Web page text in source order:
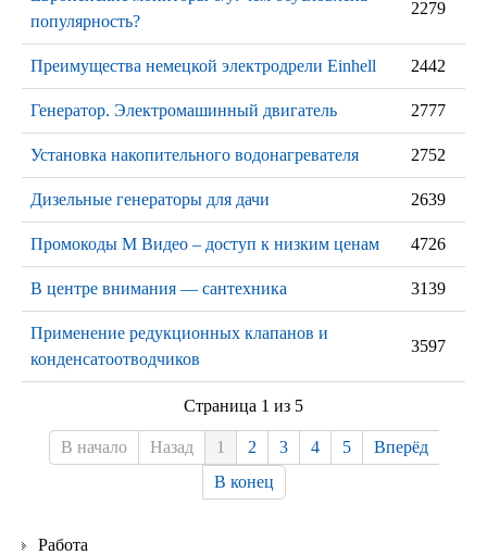
популярность?
2279
Преимущества немецкой электродрели Einhell 2442
Генератор. Электромашинный двигатель 2777
Установка накопительного водонагревателя 2752
Дизельные генераторы для дачи 2639
Промокоды М Видео – доступ к низким ценам 4726
В центре внимания — сантехника 3139
Применение редукционных клапанов и
конденсатоотводчиков
3597
Страница 1 из 5
В начало Назад 1 2 3 4 5
Вперёд
В конец
Работа